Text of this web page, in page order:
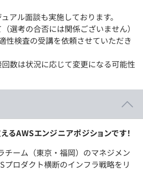
アル面談も実施しております。
選考の合否には関係ございません）
性検査の受講を依頼させていただき
数は状況に応じて変更になる可能性
るAWSエンジニアポジションです！
チーム（東京・福岡）のマネジメン
プロダクト横断のインフラ戦略をリ